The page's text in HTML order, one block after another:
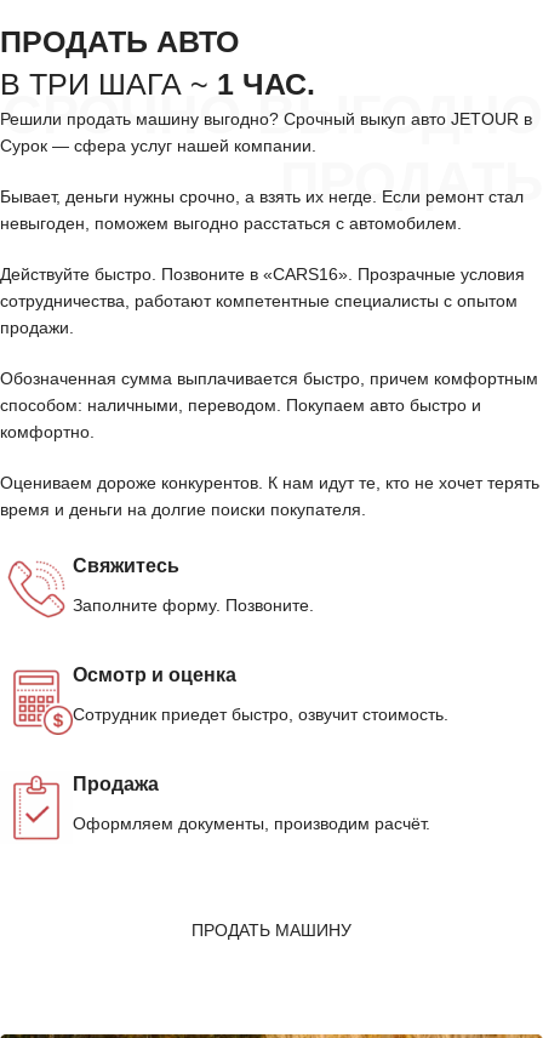
СРОЧНО ВЫГОДНО
ПРОДАТЬ
ПРОДАТЬ АВТО
В ТРИ ШАГА ~ 1 ЧАС.
Решили продать машину выгодно? Срочный выкуп авто JETOUR в
Сурок — сфера услуг нашей компании.
Бывает, деньги нужны срочно, а взять их негде. Если ремонт стал
невыгоден, поможем выгодно расстаться с автомобилем.
Действуйте быстро. Позвоните в «CARS16». Прозрачные условия
сотрудничества, работают компетентные специалисты с опытом
продажи.
Обозначенная сумма выплачивается быстро, причем комфортным
способом: наличными, переводом. Покупаем авто быстро и
комфортно.
Оцениваем дороже конкурентов. К нам идут те, кто не хочет терять
время и деньги на долгие поиски покупателя.
Свяжитесь
Заполните форму. Позвоните.
Осмотр и оценка
Сотрудник приедет быстро, озвучит стоимость.
Продажа
Оформляем документы, производим расчёт.
ПРОДАТЬ МАШИНУ